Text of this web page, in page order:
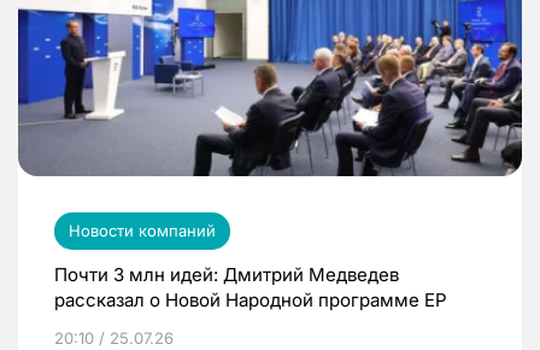
Новости компаний
Почти 3 млн идей: Дмитрий Медведев
рассказал о Новой Народной программе ЕР
20:10 / 25.07.26